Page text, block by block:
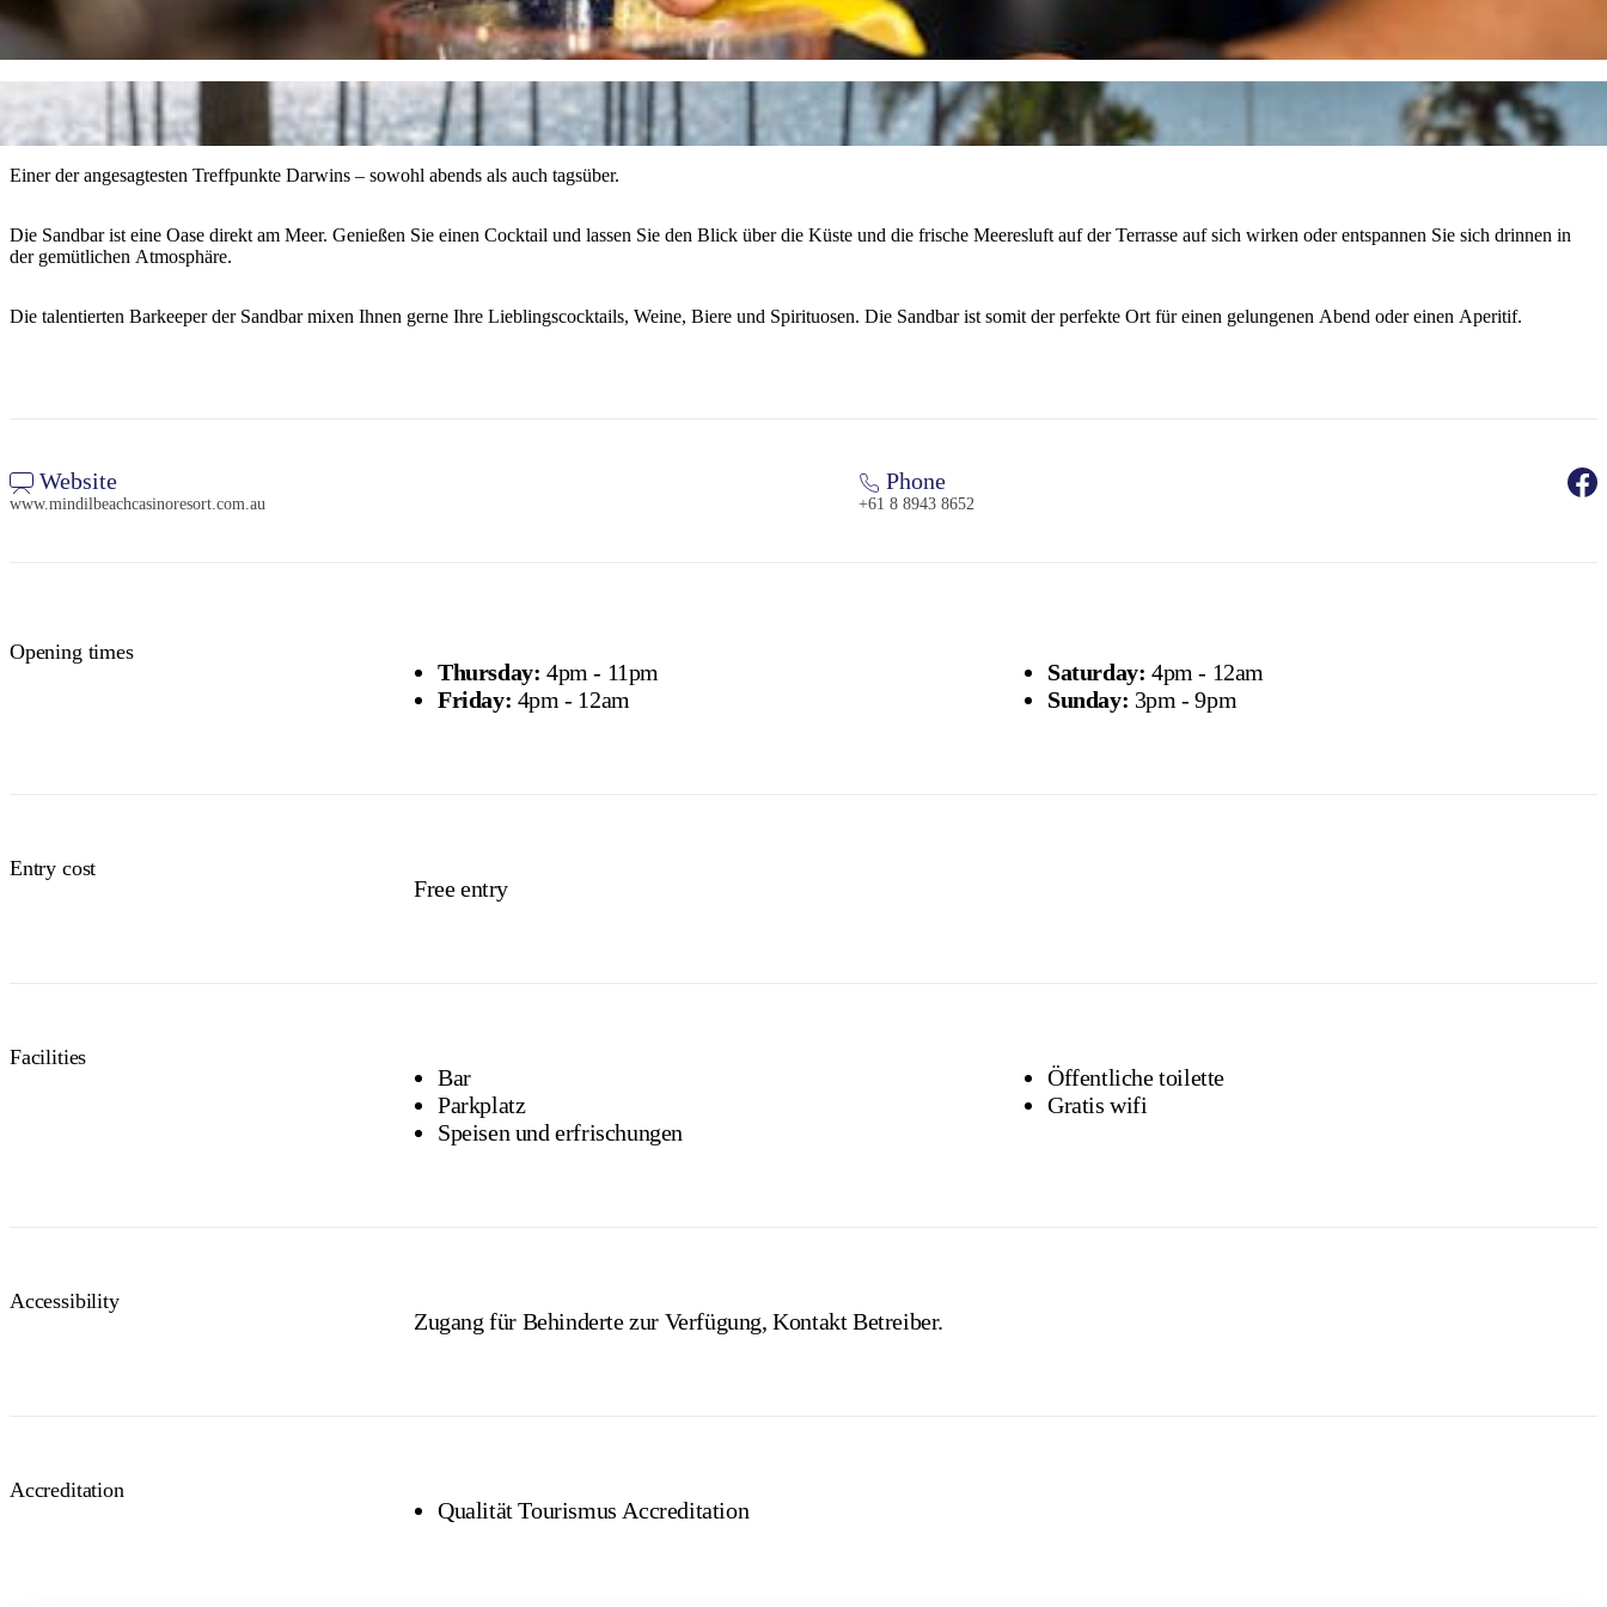
Einer der angesagtesten Treffpunkte Darwins – sowohl abends als auch tagsüber.
Die Sandbar ist eine Oase direkt am Meer. Genießen Sie einen Cocktail und lassen Sie den Blick über die Küste und die frische Meeresluft auf der Terrasse auf sich wirken oder entspannen Sie sich drinnen in
der gemütlichen Atmosphäre.
Die talentierten Barkeeper der Sandbar mixen Ihnen gerne Ihre Lieblingscocktails, Weine, Biere und Spirituosen. Die Sandbar ist somit der perfekte Ort für einen gelungenen Abend oder einen Aperitif.
Website
www.mindilbeachcasinoresort.com.au
Phone
+61 8 8943 8652
Opening times
Thursday: 4pm - 11pm
Friday: 4pm - 12am
Saturday: 4pm - 12am
Sunday: 3pm - 9pm
Entry cost
Free entry
Facilities
Bar
Parkplatz
Speisen und erfrischungen
Öffentliche toilette
Gratis wifi
Accessibility
Zugang für Behinderte zur Verfügung, Kontakt Betreiber.
Accreditation
Qualität Tourismus Accreditation